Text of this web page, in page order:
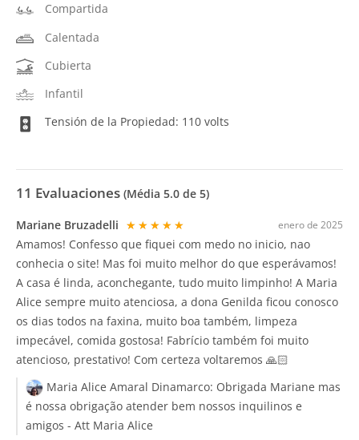
Compartida
Calentada
Cubierta
Infantil
Tensión de la Propiedad: 110 volts
11 Evaluaciones (Média 5.0 de 5)
enero de 2025
Mariane Bruzadelli ★★★★★
Amamos! Confesso que fiquei com medo no inicio, nao
conhecia o site! Mas foi muito melhor do que esperávamos!
A casa é linda, aconchegante, tudo muito limpinho! A Maria
Alice sempre muito atenciosa, a dona Genilda ficou conosco
os dias todos na faxina, muito boa também, limpeza
impecável, comida gostosa! Fabrício também foi muito
atencioso, prestativo! Com certeza voltaremos 🙏🏻
Maria Alice Amaral Dinamarco: Obrigada Mariane mas
é nossa obrigação atender bem nossos inquilinos e
amigos - Att Maria Alice